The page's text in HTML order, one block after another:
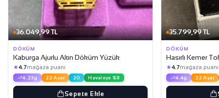
36.049,99 TL
DÖKÜM
Kaburga Ajurlu Altın Döküm Yüzük
★4.7mağaza puanı
4.23g 22 Ayar 20 Havaleye %8
Sepete Ekle
35.799,99 TL
DÖKÜM
Hasırlı Kemer
★4.7mağaza puanı
4.4g 22 Ayar